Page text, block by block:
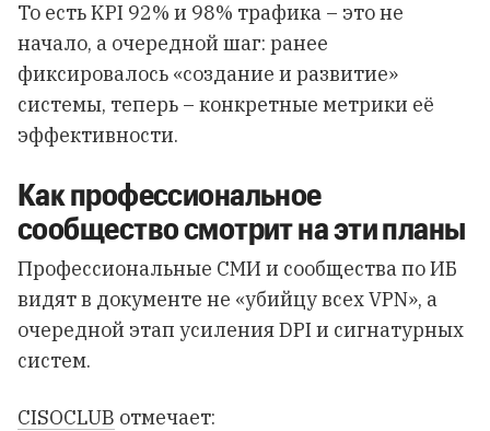
То есть KPI 92% и 98% трафика – это не
начало, а очередной шаг: ранее
фиксировалось «создание и развитие»
системы, теперь – конкретные метрики её
эффективности.
Как профессиональное
сообщество смотрит на эти планы
Профессиональные СМИ и сообщества по ИБ
видят в документе не «убийцу всех VPN», а
очередной этап усиления DPI и сигнатурных
систем.
CISOCLUB отмечает: